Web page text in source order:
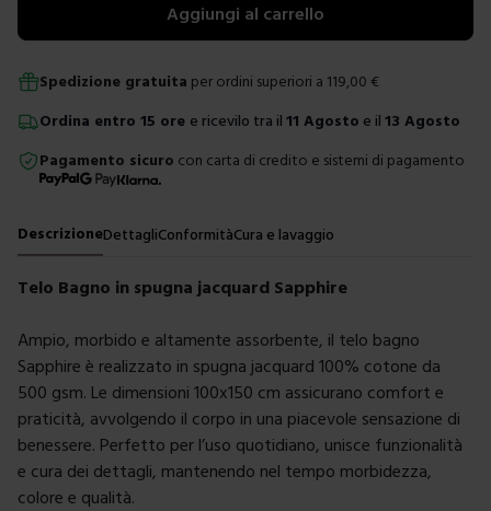
Aggiungi al carrello
Spedizione gratuita per ordini superiori a 119,00 €
Ordina entro 15 ore e ricevilo tra il 11 Agosto e il 13 Agosto
Pagamento sicuro con carta di credito e sistemi di pagamento
DescrizioneDettagliConformitàCura e lavaggio
Telo Bagno in spugna jacquard Sapphire
Ampio, morbido e altamente assorbente, il telo bagno
Sapphire è realizzato in spugna jacquard 100% cotone da
500 gsm. Le dimensioni 100x150 cm assicurano comfort e
praticità, avvolgendo il corpo in una piacevole sensazione di
benessere. Perfetto per l’uso quotidiano, unisce funzionalità
e cura dei dettagli, mantenendo nel tempo morbidezza,
colore e qualità.